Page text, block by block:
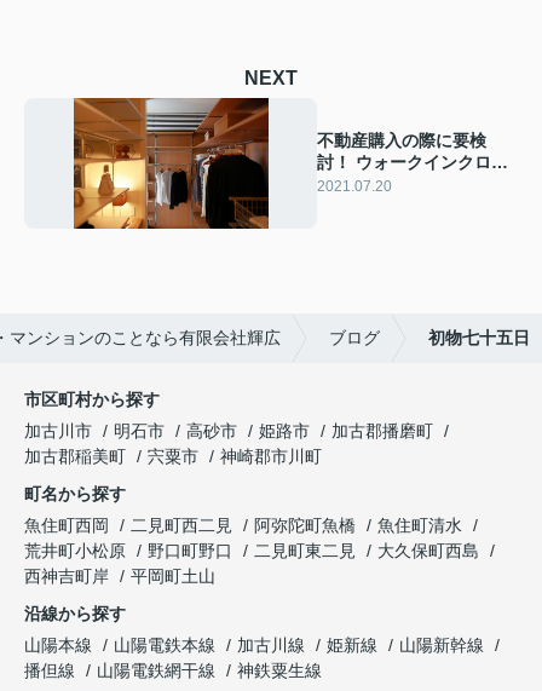
NEXT
不動産購入の際に要検
討！ ウォークインクロー
ゼット収納の魅力とは
2021.07.20
マンションのことなら有限会社輝広 ブログ 初物七十五日
市区町村から探す
加古川市
明石市 高砂市 姫路市
加古郡播磨町
加古郡稲美町
宍粟市
神崎郡市川町
町名から探す
魚住町西岡
二見町西二見 阿弥陀町魚橋
魚住町清水
荒井町小松原
野口町野口 二見町東二見
大久保町西島
西神吉町岸
平岡町土山
沿線から探す
山陽本線
山陽電鉄本線 加古川線 姫新線
山陽新幹線
播但線
山陽電鉄網干線
神鉄粟生線